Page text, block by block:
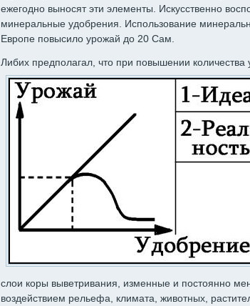
ежегодно выносят эти элементы. Искусственно
минеральные удобрения. Использование
Европе повысило урожай до 20 Сам.
Либих предполагал, что при повышении
слои коры выветривания, изменные и постоянно
воздействием рельефа, климата, животных,